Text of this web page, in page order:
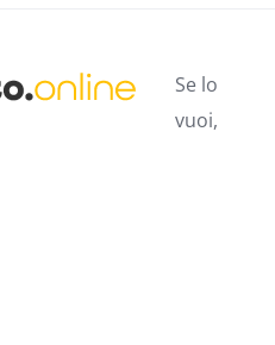
Se lo
vuoi,